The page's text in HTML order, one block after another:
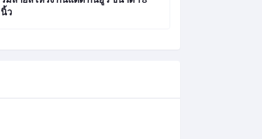
นิ้ว